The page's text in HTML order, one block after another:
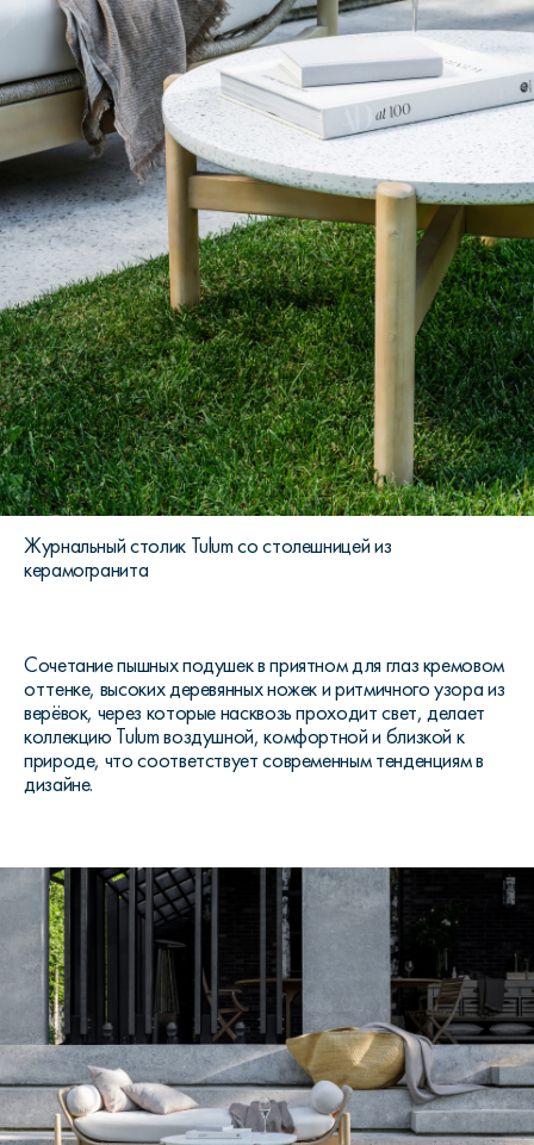
Журнальный столик Tulum со столешницей из
керамогранита
Сочетание пышных подушек в приятном для глаз кремовом
оттенке, высоких деревянных ножек и ритмичного узора из
верёвок, через которые насквозь проходит свет, делает
коллекцию Tulumвоздушной, комфортной и близкой к
природе, что соответствует современным тенденциям в
дизайне.